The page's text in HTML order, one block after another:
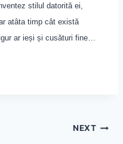
stilul datorită ei,
atâta timp cât există
ar ieși și cusături fine…
NEXT